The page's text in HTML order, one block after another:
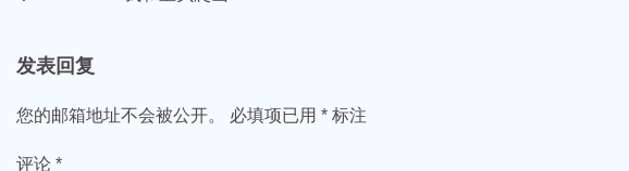
导
航
发表回复
您的邮箱地址不会被公开。 必填项已用 * 标注
评论 *